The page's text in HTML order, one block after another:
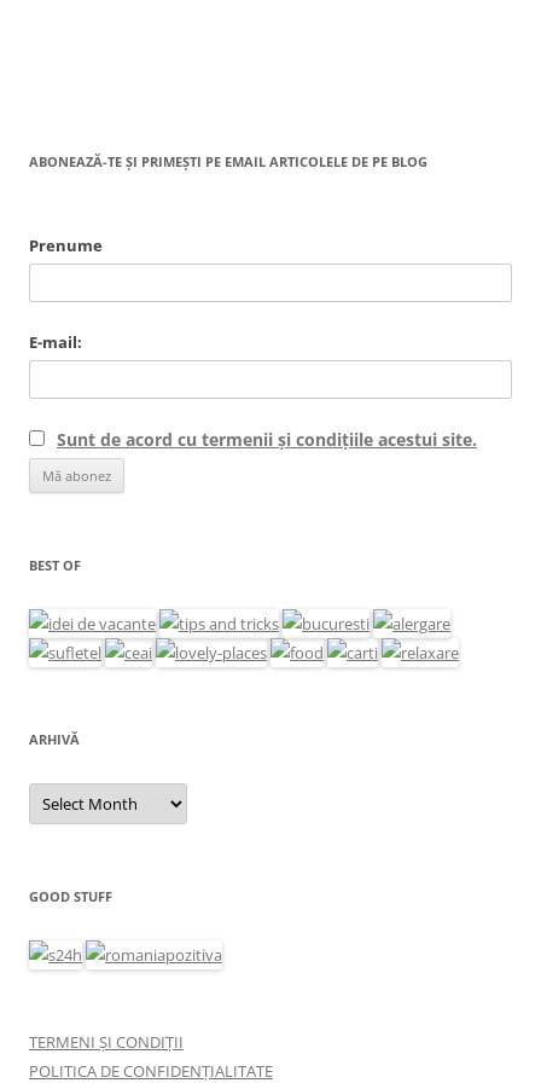
ABONEAZĂ-TE ȘI PRIMEȘTI PE EMAIL ARTICOLELE DE PE BLOG
Prenume
E-mail:
Sunt de acord cu termenii și condițiile acestui site.
BEST OF
ARHIVĂ
Arhivă
GOOD STUFF
TERMENI ȘI CONDIȚII
POLITICA DE CONFIDENȚIALITATE